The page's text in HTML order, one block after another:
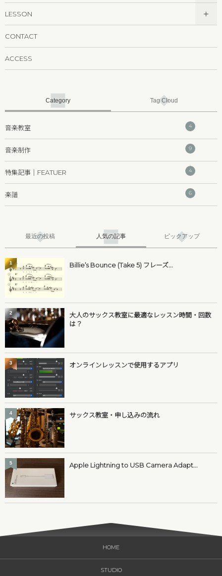
LESSON
CONTACT
ACCESS
Category Tag Cloud
音楽教室 4
音楽制作 9
特集記事｜FEATUER 4
楽譜 6
最近の投稿 人気の記事 ピックアップ
Billie’s Bounce (Take 5) フレーズ...
1
大人のサックス教室に最適なレッスン時間・回数
は？
2
オンラインレッスンで使用するアプリ
3
サックス教室・申し込みの流れ
4
Apple Lightning to USB Camera Adapt...
5
HOME
STUDIO